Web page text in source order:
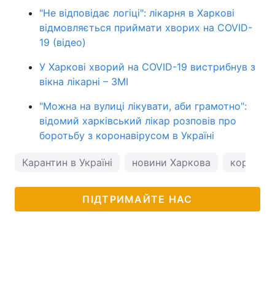
"Не відповідає логіці": лікарня в Харкові
відмовляється приймати хворих на COVID-
19 (відео)
У Харкові хворий на COVID-19 вистрибнув з
вікна лікарні – ЗМІ
"Можна на вулиці лікувати, аби грамотно":
відомий харківський лікар розповів про
боротьбу з коронавірусом в Україні
Карантин в Україні новини Харкова
ПІДТРИМАЙТЕ НАС